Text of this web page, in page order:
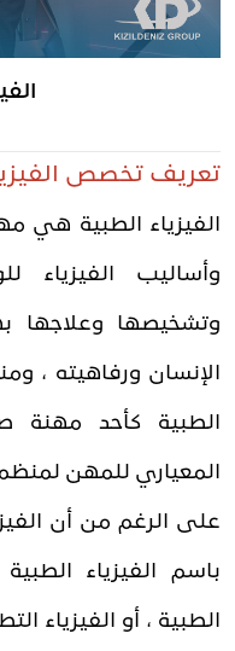
تعريف تخصص
الفيزياء الطبية هي
وأساليب الفيزياء
وتشخيصها
الطبية كأحد مهنة
المعياري للمهن
على الرغم من أن
باسم الفيزياء الطبية
الطبية ، أو الفيزياء